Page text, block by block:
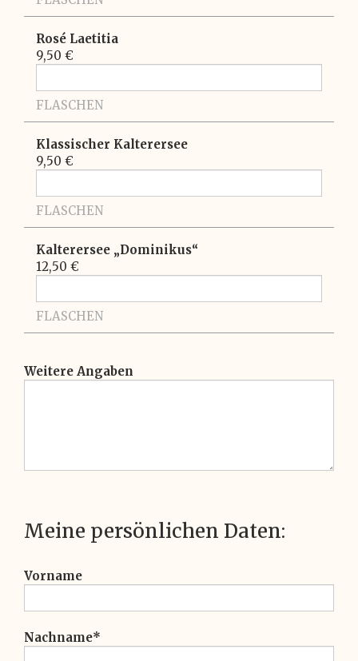
Rosé Laetitia
9,50 €
FLASCHEN
Klassischer Kalterersee
9,50 €
FLASCHEN
Kalterersee „Dominikus“
12,50 €
FLASCHEN
Weitere Angaben
Meine persönlichen Daten:
Vorname
Nachname*